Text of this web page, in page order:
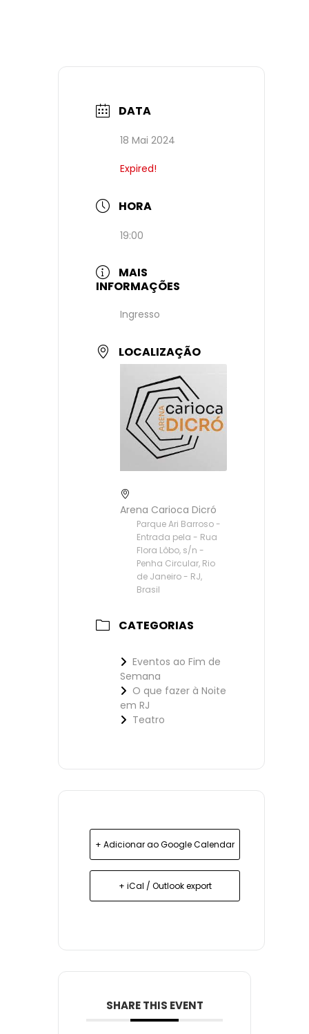
DATA
18 Mai 2024
Expired!
HORA
19:00
MAIS
INFORMAÇÕES
Ingresso
LOCALIZAÇÃO
Arena Carioca Dicró
Parque Ari Barroso -
Entrada pela - Rua
Flora Lôbo, s/n -
Penha Circular, Rio
de Janeiro - RJ,
Brasil
CATEGORIAS
Eventos ao Fim de
Semana
O que fazer à Noite
em RJ
Teatro
+ Adicionar ao Google Calendar
+ iCal / Outlook export
SHARE THIS EVENT